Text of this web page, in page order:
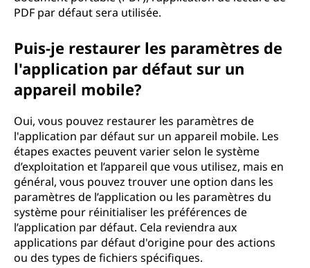
PDF par défaut sera utilisée.
Puis-je restaurer les paramètres de
l'application par défaut sur un
appareil mobile?
Oui, vous pouvez restaurer les paramètres de
l'application par défaut sur un appareil mobile. Les
étapes exactes peuvent varier selon le système
d’exploitation et l’appareil que vous utilisez, mais en
général, vous pouvez trouver une option dans les
paramètres de l’application ou les paramètres du
système pour réinitialiser les préférences de
l’application par défaut. Cela reviendra aux
applications par défaut d'origine pour des actions
ou des types de fichiers spécifiques.